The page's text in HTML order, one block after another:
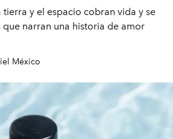
tierra y el espacio cobran vida y se
que narran una historia de amor
México